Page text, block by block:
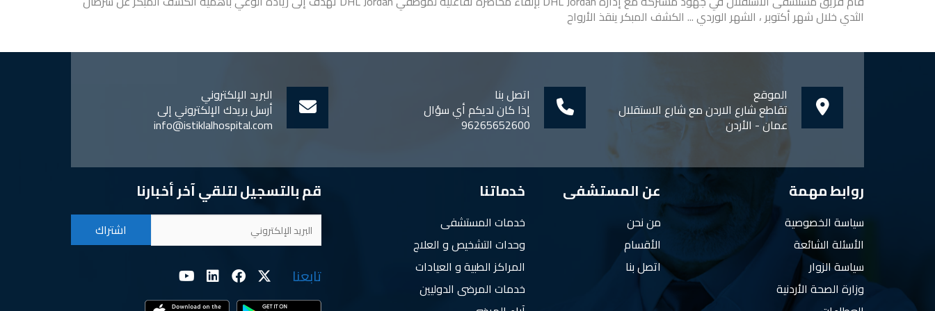
الثدي خلال شهر أكتوبر ، الشهر الوردي ... الكشف المبكر ينقذ الأرواح
الموقع
تقاطع شارع الاردن مع شارع الاستقلال
عمان - الأردن
اتصل بنا
إذا كان لديكم أي سؤال
96265652600
البريد الإلكتروني
أرسل بريدك الإلكتروني إلى
info@istiklalhospital.com
روابط مهمة
سياسة الخصوصية
الأسئلة الشائعة
سياسة الزوار
وزارة الصحة الأردنية
عن المستشفى
من نحن
الأقسام
اتصل بنا
خدماتنا
خدمات المستشفى
وحدات التشخيص و العلاج
المراكز الطبية و العيادات
خدمات المرضى الدوليين
قم بالتسجيل لتلقي آخر أخبارنا
تابعنا